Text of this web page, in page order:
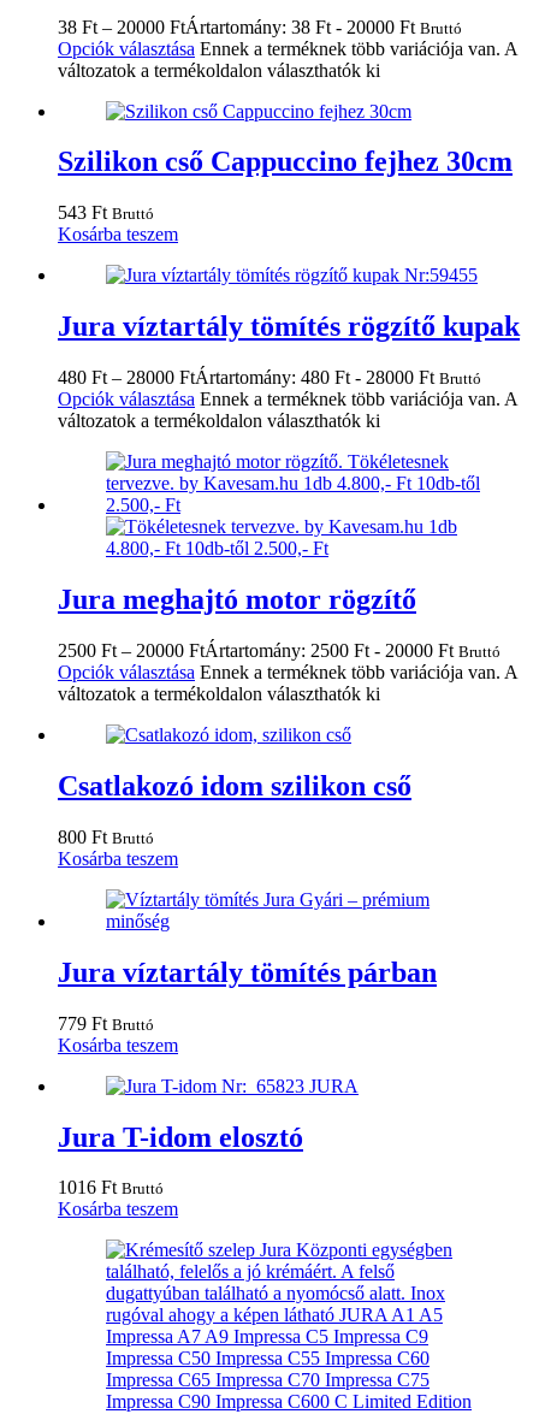
38 Ft – 20000 FtÁrtartomány: 38 Ft - 20000 Ft Bruttó
Opciók választása Ennek a terméknek több variációja van. A
változatok a termékoldalon választhatók ki
Szilikon cső Cappuccino fejhez 30cm
543 Ft Bruttó
Kosárba teszem
Jura víztartály tömítés rögzítő kupak
480 Ft – 28000 FtÁrtartomány: 480 Ft - 28000 Ft Bruttó
Opciók választása Ennek a terméknek több variációja van. A
változatok a termékoldalon választhatók ki
Jura meghajtó motor rögzítő
2500 Ft – 20000 FtÁrtartomány: 2500 Ft - 20000 Ft Bruttó
Opciók választása Ennek a terméknek több variációja van. A
változatok a termékoldalon választhatók ki
Csatlakozó idom szilikon cső
800 Ft Bruttó
Kosárba teszem
Jura víztartály tömítés párban
779 Ft Bruttó
Kosárba teszem
Jura T-idom elosztó
1016 Ft Bruttó
Kosárba teszem